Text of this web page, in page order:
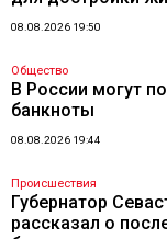
08.08.2026 19:50
Общество
В России могут
банкноты
08.08.2026 19:44
Происшествия
Губернатор
рассказал о